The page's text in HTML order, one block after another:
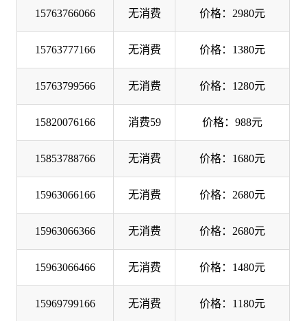
15763766066 无消费 价格：2980元
15763777166 无消费 价格：1380元
15763799566 无消费 价格：1280元
15820076166 消费59 价格：988元
15853788766 无消费 价格：1680元
15963066166 无消费 价格：2680元
15963066366 无消费 价格：2680元
15963066466 无消费 价格：1480元
15969799166 无消费 价格：1180元